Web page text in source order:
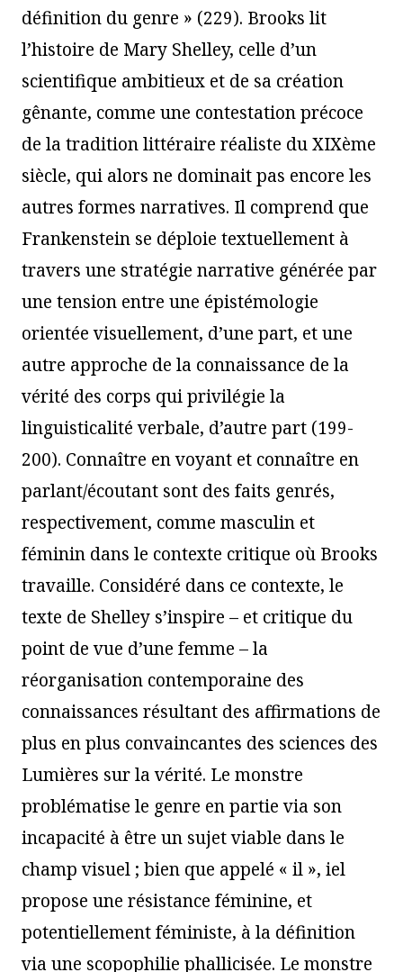
définition du genre » (229). Brooks lit
l’histoire de Mary Shelley, celle d’un
scientifique ambitieux et de sa création
gênante, comme une contestation précoce
de la tradition littéraire réaliste du XIXème
siècle, qui alors ne dominait pas encore les
autres formes narratives. Il comprend que
Frankenstein se déploie textuellement à
travers une stratégie narrative générée par
une tension entre une épistémologie
orientée visuellement, d’une part, et une
autre approche de la connaissance de la
vérité des corps qui privilégie la
linguisticalité verbale, d’autre part (199-
200). Connaître en voyant et connaître en
parlant/écoutant sont des faits genrés,
respectivement, comme masculin et
féminin dans le contexte critique où Brooks
travaille. Considéré dans ce contexte, le
texte de Shelley s’inspire – et critique du
point de vue d’une femme – la
réorganisation contemporaine des
connaissances résultant des affirmations de
plus en plus convaincantes des sciences des
Lumières sur la vérité. Le monstre
problématise le genre en partie via son
incapacité à être un sujet viable dans le
champ visuel ; bien que appelé « il », iel
propose une résistance féminine, et
potentiellement féministe, à la définition
via une scopophilie phallicisée. Le monstre